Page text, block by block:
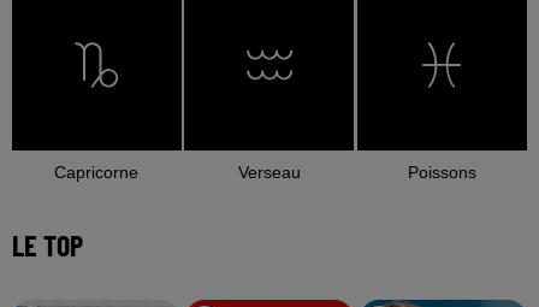
Capricorne Verseau Poissons
LE TOP